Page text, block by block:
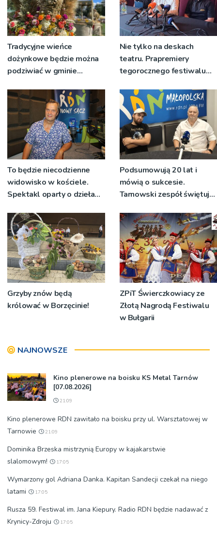
Tradycyjne wieńce
dożynkowe będzie można
podziwiać w gminie
Nie tylko na deskach
teatru. Prapremiery
tegorocznego festiwalu
niecodziennych
okolicznościach
To będzie niecodzienne
widowisko w kościele.
Spektakl oparty o dzieła
Podsumowują 20 lat i
mówią o sukcesie.
Tarnowski zespół świętuje
koncert
Grzyby znów będą
królować w Borzęcinie!
ZPiT Świerczkowiacy ze
Złotą Nagrodą Festiwalu
w Bułgarii
NAJNOWSZE
Kino plenerowe na boisku KS Metal Tarnów
[07.08.2026]
21:09
Kino plenerowe RDN zawitało na boisku przy ul. Warsztatowej w
Tarnowie
21:09
Dominika Brzeska mistrzynią Europy w kajakarstwie
slalomowym!
17:05
Wymarzony gol Adriana Danka. Kapitan Sandecji czekał na niego
latami
17:05
Rusza 59. Festiwal im. Jana Kiepury. Radio RDN będzie nadawać z
Krynicy-Zdroju
17:05